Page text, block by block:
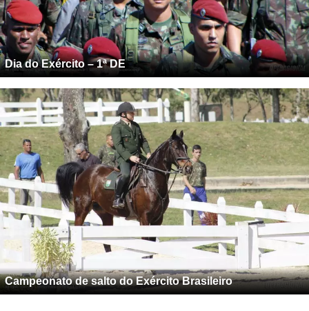
Dia do Exército – 1ª DE
Campeonato de salto do Exército Brasileiro